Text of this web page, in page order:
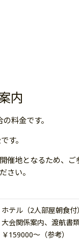
内
料金です。
す。
催地となるため、
さい。
ホテル（2人部屋朝食
大会関係案内、渡航書類
￥159000～（参考）